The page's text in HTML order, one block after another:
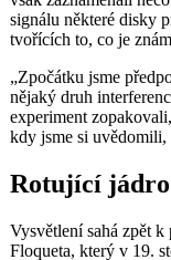
signálu některé disky
tvořících to, co je
„Zpočátku jsme
nějaký druh
experiment
kdy jsme si uvědomili,
Rotující jádro
Vysvětlení sahá zpět k
Floqueta, který v 19.